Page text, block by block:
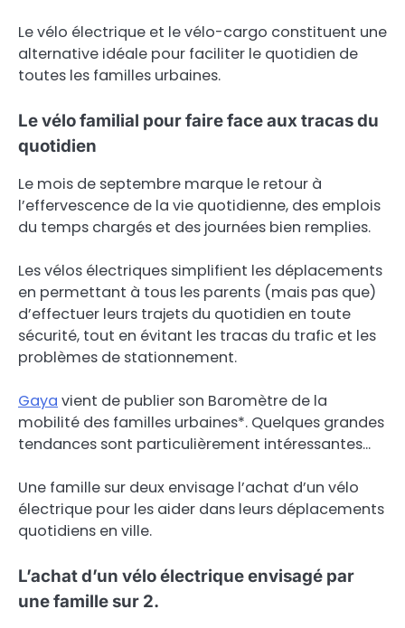
Le vélo électrique et le vélo-cargo constituent une
alternative idéale pour faciliter le quotidien de
toutes les familles urbaines.
Le vélo familial pour faire face aux tracas du
quotidien
Le mois de septembre marque le retour à
l’effervescence de la vie quotidienne, des emplois
du temps chargés et des journées bien remplies.
Les vélos électriques simplifient les déplacements
en permettant à tous les parents (mais pas que)
d’effectuer leurs trajets du quotidien en toute
sécurité, tout en évitant les tracas du trafic et les
problèmes de stationnement.
Gaya vient de publier son Baromètre de la
mobilité des familles urbaines*. Quelques grandes
tendances sont particulièrement intéressantes…
Une famille sur deux envisage l’achat d’un vélo
électrique pour les aider dans leurs déplacements
quotidiens en ville.
L’achat d’un vélo électrique envisagé par
une famille sur 2.